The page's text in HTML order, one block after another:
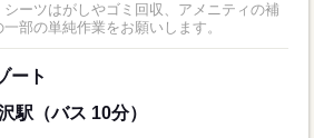
ーツはがしやゴミ回収、アメニティの補
部の単純作業をお願いします。
ート
駅（バス 10分）